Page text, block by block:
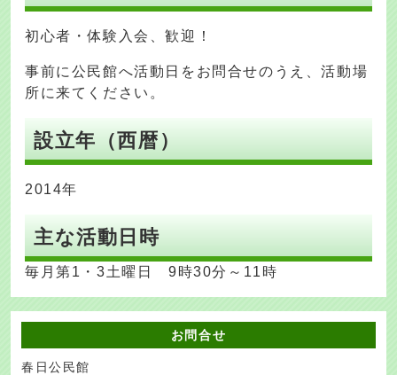
初心者・体験入会、歓迎！
事前に公民館へ活動日をお問合せのうえ、活動場
所に来てください。
設立年（西暦）
2014年
主な活動日時
毎月第1・3土曜日 9時30分～11時
お問合せ
春日公民館